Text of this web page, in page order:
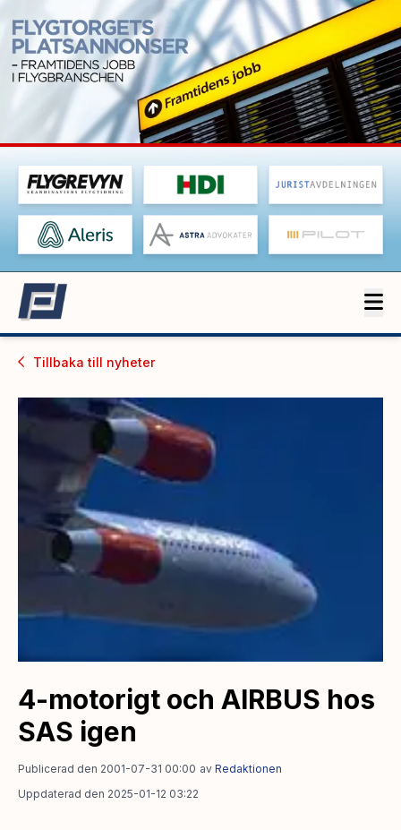
Tillbaka till nyheter
4-motorigt och AIRBUS hos
SAS igen
Publicerad den 2001-07-31 00:00 av Redaktionen
Uppdaterad den 2025-01-12 03:22